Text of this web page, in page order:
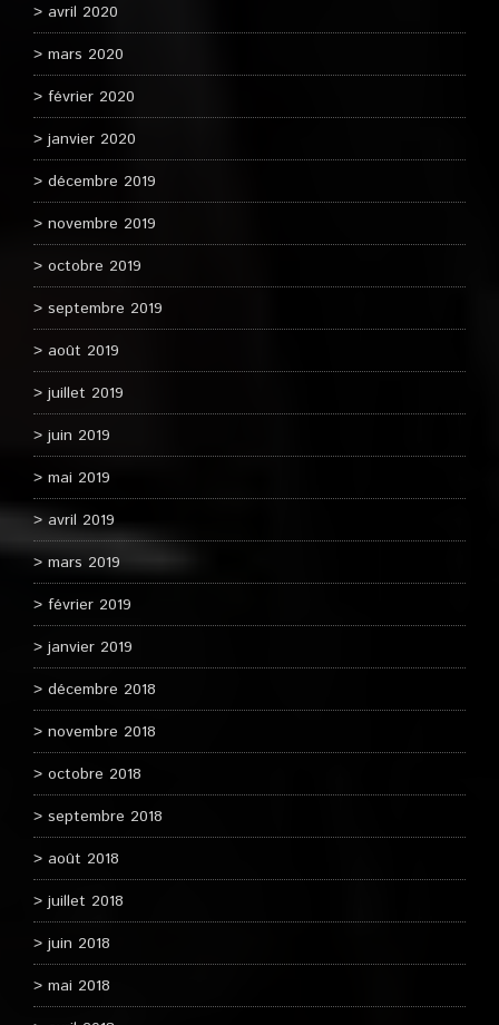
avril 2020
mars 2020
février 2020
janvier 2020
décembre 2019
novembre 2019
octobre 2019
septembre 2019
août 2019
juillet 2019
juin 2019
mai 2019
avril 2019
mars 2019
février 2019
janvier 2019
décembre 2018
novembre 2018
octobre 2018
septembre 2018
août 2018
juillet 2018
juin 2018
mai 2018